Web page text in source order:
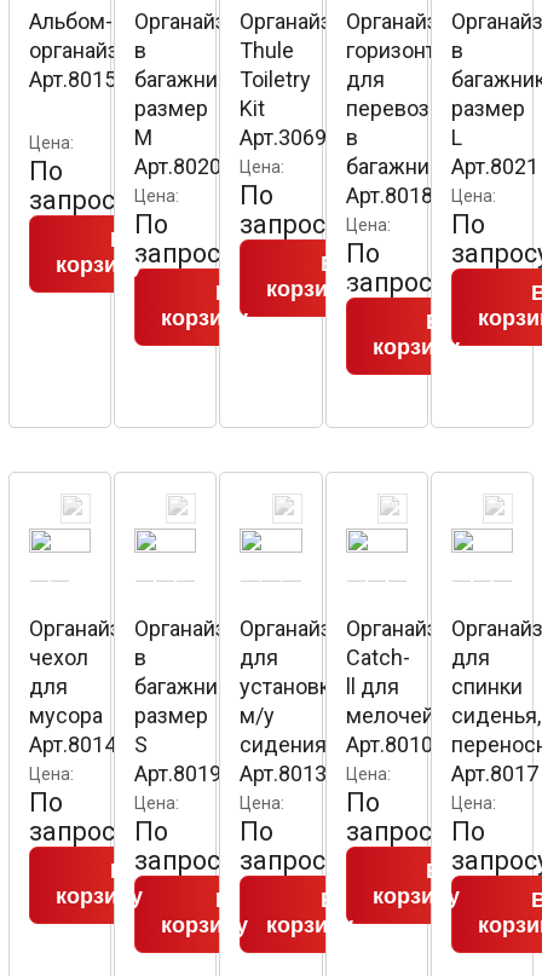
Альбом-
органайзер
Арт.8015
Цена:
По
запросу
В
корзину
Органайзер
в
багажник,
размер
M
Арт.8020
Цена:
По
запросу
В
корзину
Органайзер
Thule
Toiletry
Kit
Арт.306928
Цена:
По
запросу
В
корзину
Органайзер
горизонтальный
для
перевозки
в
багажнике
Арт.8018
Цена:
По
запросу
В
корзину
в
размер
L
Арт.8021
Цена:
По
Органайзер
чехол
для
мусора
Арт.8014
Цена:
По
запросу
В
корзину
Органайзер
в
багажник,
размер
S
Арт.8019
Цена:
По
запросу
В
корзину
Органайзер
для
установки
м/у
сидениями
Арт.8013
Цена:
По
запросу
В
корзину
Органайзер
Catch-
ll для
мелочей
Арт.8010
Цена:
По
запросу
В
корзину
для
спинки
сиденья,
Арт.8017
Цена:
По